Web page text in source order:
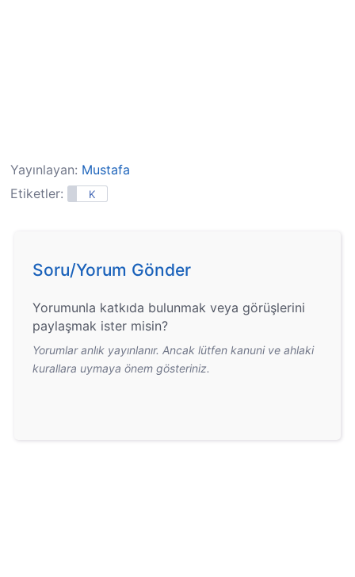
Yayınlayan: Mustafa
Etiketler:
K
Soru/Yorum Gönder
Yorumunla katkıda bulunmak veya görüşlerini
paylaşmak ister misin?
Yorumlar anlık yayınlanır. Ancak lütfen kanuni ve ahlaki
kurallara uymaya önem gösteriniz.